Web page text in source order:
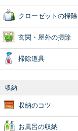
クローゼットの掃除
玄関・屋外の掃除
掃除道具
収納
収納のコツ
お風呂の収納